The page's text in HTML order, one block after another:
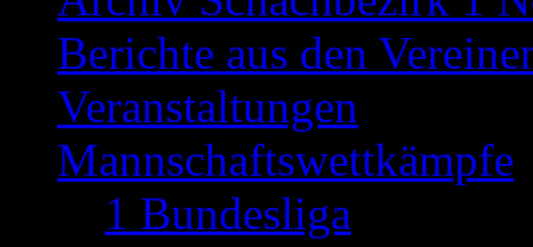
Berichte aus den
Veranstaltungen
Mannschaftswettkämpfe
1 Bundesliga